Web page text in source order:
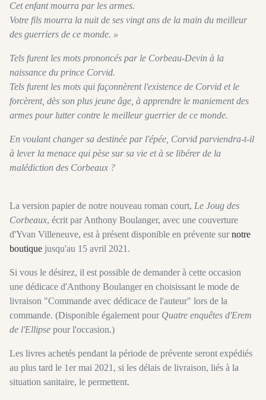
Cet enfant mourra par les armes.
Votre fils mourra la nuit de ses vingt ans de la main du meilleur
des guerriers de ce monde. »
Tels furent les mots prononcés par le Corbeau-Devin à la
naissance du prince Corvid.
Tels furent les mots qui façonnèrent l'existence de Corvid et le
forcèrent, dès son plus jeune âge, à apprendre le maniement des
armes pour lutter contre le meilleur guerrier de ce monde.
En voulant changer sa destinée par l'épée, Corvid parviendra-t-il
à lever la menace qui pèse sur sa vie et à se libérer de la
malédiction des Corbeaux ?
La version papier de notre nouveau roman court, Le Joug des
Corbeaux, écrit par Anthony Boulanger, avec une couverture
d'Yvan Villeneuve, est à présent disponible en prévente surnotre
boutique jusqu'au 15 avril 2021.
Si vous le désirez, il est possible de demander à cette occasion
une dédicace d'Anthony Boulanger en choisissant le mode de
livraison "Commande avec dédicace de l'auteur" lors de la
commande. (Disponible également pour Quatre enquêtes d'Erem
de l'Ellipse pour l'occasion.)
Les livres achetés pendant la période de prévente seront expédiés
au plus tard le 1er mai 2021, si les délais de livraison, liés à la
situation sanitaire, le permettent.